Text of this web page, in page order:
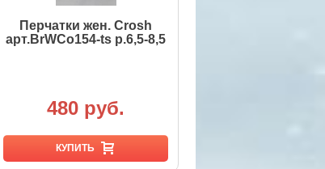
Перчатки жен. Crosh
арт.BrWCo154-ts р.6,5-8,5
480 руб.
КУПИТЬ